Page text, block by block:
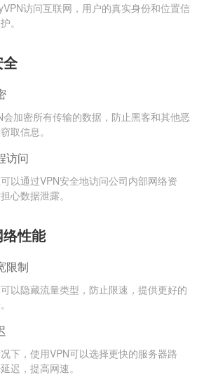
访问互联网，用户的真实身份和位置信
。
会加密所有传输的数据，防止黑客和其他恶
取信息。
访问
以通过VPN安全地访问公司内部网络资
心数据泄露。
性能
限制
以隐藏流量类型，防止限速，提供更好的
下，使用VPN可以选择更快的服务器路
迟，提高网速。